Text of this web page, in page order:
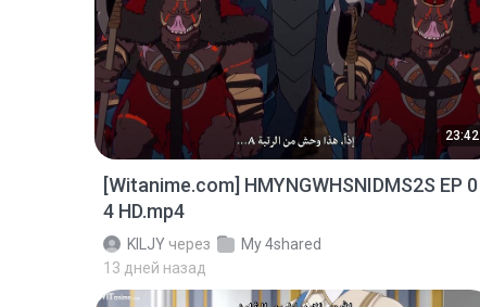
23:42
[Witanime.com] HMYNGWHSNIDMS2S EP 0
4 HD.mp4
KILJY через
My 4shared
13 дней назад